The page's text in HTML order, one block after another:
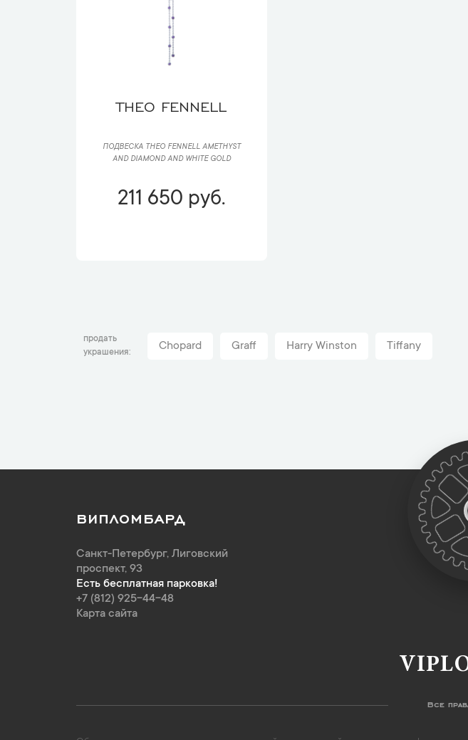
THEO FENNELL
ПОДВЕСКА THEO FENNELL AMETHYST
AND DIAMOND AND WHITE GOLD
211 650 руб.
продать
украшения
Chopard Graff Harry Winston Tiffany
ВИПЛОМБАРД
Санкт-Петербург, Лиговский
проспект, 93
Есть бесплатная парковка!
+7 (812) 925-44-48
Карта сайта
Все